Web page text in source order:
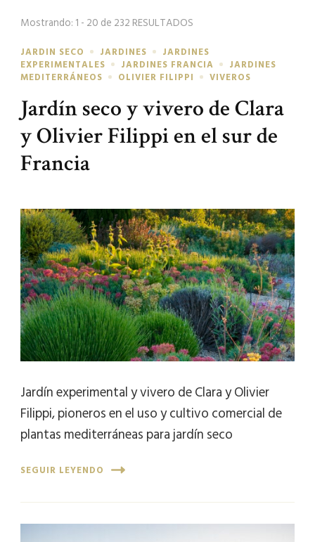
Mostrando: 1 - 20 de 232 RESULTADOS
JARDIN SECO JARDINES
JARDINES
EXPERIMENTALES
JARDINES FRANCIA
JARDINES
MEDITERRÁNEOS
OLIVIER FILIPPI VIVEROS
Jardín seco y vivero de Clara
y Olivier Filippi en el sur de
Francia
Jardín experimental y vivero de Clara y Olivier
Filippi, pioneros en el uso y cultivo comercial de
plantas mediterráneas para jardín seco
SEGUIR LEYENDO